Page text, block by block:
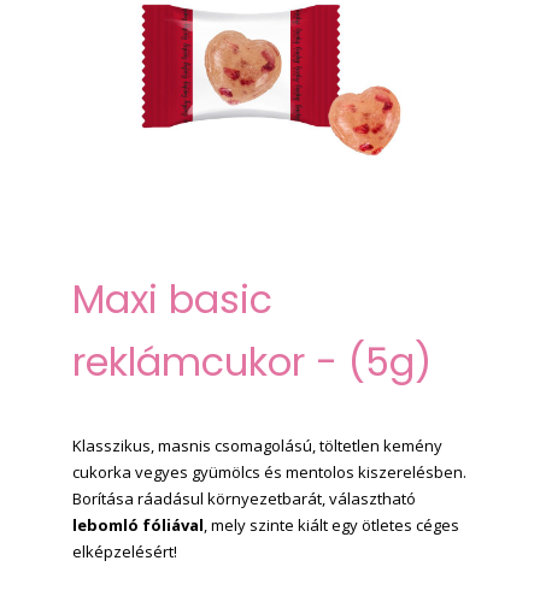
Maxi basic
reklámcukor - (5g)
Klasszikus, masnis csomagolású, töltetlen kemény
cukorka vegyes gyümölcs és mentolos kiszerelésben.
Borítása ráadásul környezetbarát, választható
lebomló fóliával , mely szinte kiált egy ötletes céges
elképzelésért!